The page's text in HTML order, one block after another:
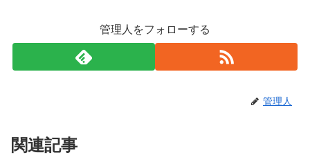
管理人をフォローする
管理人
関連記事